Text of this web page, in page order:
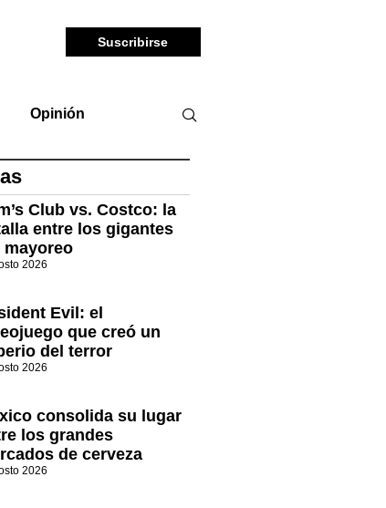
Suscribirse
Opinión
Club vs. Costco: la
entre los gigantes
mayoreo
2026
Evil: el
que creó un
del terror
2026
consolida su lugar
los grandes
de cerveza
2026